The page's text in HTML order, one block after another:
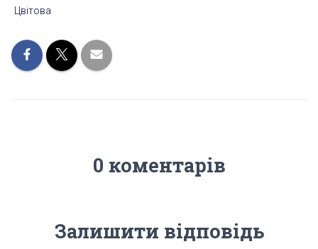
Цвітова
0 коментарів
Залишити відповідь